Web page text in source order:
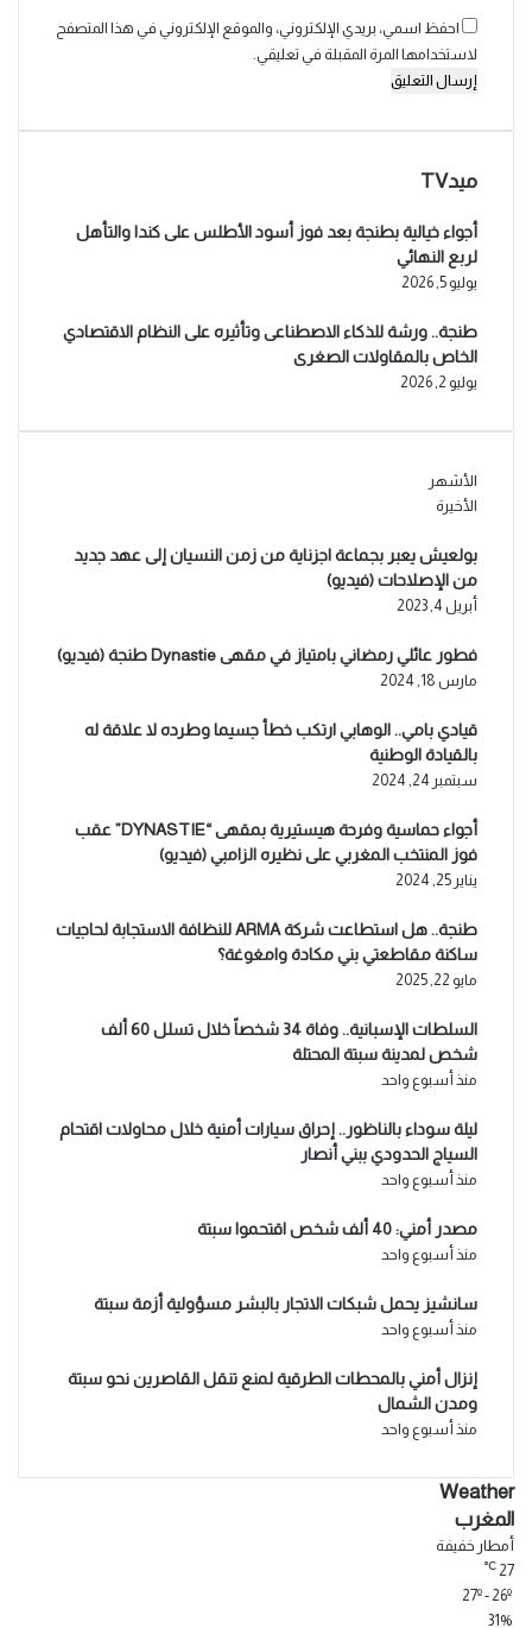
احفظ اسمي، بريدي الإلكتروني، والموقع الإلكتروني في هذا المتصفح
لاستخدامها المرة المقبلة في تعليقي.
ميدTV
أجواء خيالية بطنجة بعد فوز أسود الأطلس على كندا والتأهل
لربع النهائي
يوليو 5, 2026
طنجة.. ورشة للذكاء الاصطناعى وتأثيره على النظام الاقتصادي
الخاص بالمقاولات الصغرى
يوليو 2, 2026
الأشهر
الأخيرة
بولعيش يعبر بجماعة اجزناية من زمن النسيان إلى عهد جديد
من الإصلاحات (فيديو)
أبريل 4, 2023
فطور عائلي رمضاني بامتياز في مقهى Dynastie طنجة (فيديو)
مارس 18, 2024
قيادي بامي.. الوهابي ارتكب خطأ جسيما وطرده لا علاقة له
بالقيادة الوطنية
سبتمبر 24, 2024
أجواء حماسية وفرحة هيستيرية بمقهى “DYNASTIE” عقب
فوز المنتخب المغربي على نظيره الزامبي (فيديو)
يناير 25, 2024
طنجة.. هل استطاعت شركة ARMA للنظافة الاستجابة لحاجيات
ساكنة مقاطعتي بني مكادة وامغوغة؟
مايو 22, 2025
السلطات الإسبانية.. وفاة 34 شخصاً خلال تسلل 60 ألف
شخص لمدينة سبتة المحتلة
منذ أسبوع واحد
ليلة سوداء بالناظور.. إحراق سيارات أمنية خلال محاولات اقتحام
السياج الحدودي ببني أنصار
منذ أسبوع واحد
مصدر أمني: 40 ألف شخص اقتحموا سبتة
منذ أسبوع واحد
سانشيز يحمل شبكات الاتجار بالبشر مسؤولية أزمة سبتة
منذ أسبوع واحد
إنزال أمني بالمحطات الطرقية لمنع تنقل القاصرين نحو سبتة
ومدن الشمال
منذ أسبوع واحد
Weather
المغرب
أمطار خفيفة
27
℃
31%